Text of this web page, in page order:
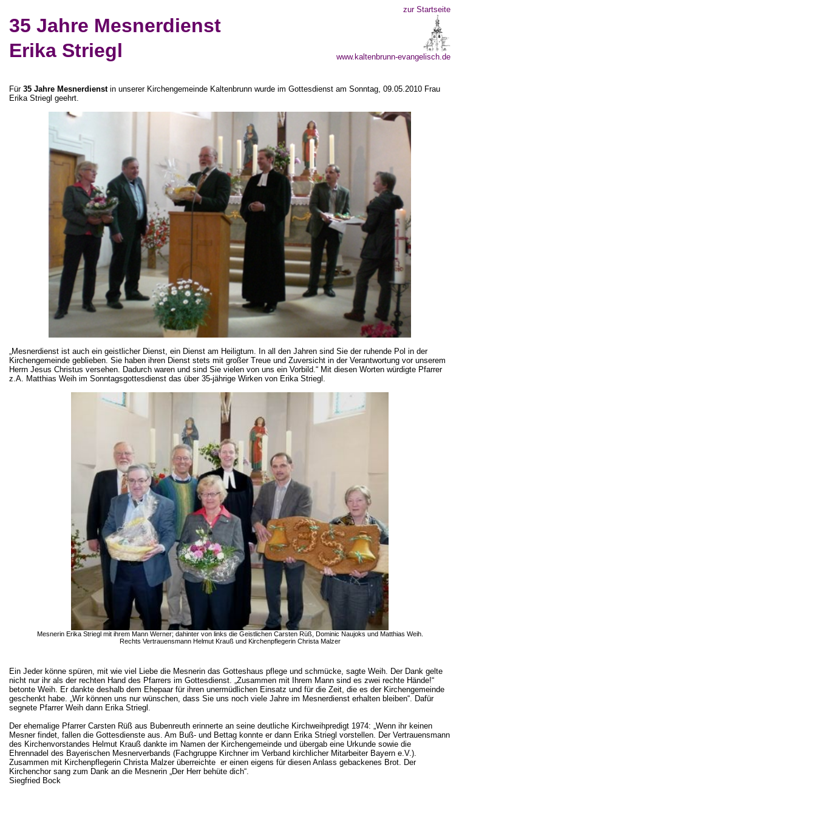
35 Jahre Mesnerdienst
Erika Striegl
zur Startseite
www.kaltenbrunn-evangelisch.de
Für35 Jahre Mesnerdienstin unserer Kirchengemeinde Kaltenbrunn wurde im Gottesdienst am Sonntag, 09.05.2010 Frau
Erika Striegl geehrt.
„Mesnerdienst ist auch ein geistlicher Dienst, ein Dienst am Heiligtum. In all den Jahren sind Sie der ruhende Pol in der
Kirchengemeinde geblieben. Sie haben ihren Dienst stets mit großer Treue und Zuversicht in der Verantwortung vor unserem
Herrn Jesus Christus versehen. Dadurch waren und sind Sie vielen von uns ein Vorbild.“ Mit diesen Worten würdigte Pfarrer
z.A. Matthias Weih im Sonntagsgottesdienst das über 35-jährige Wirken von Erika Striegl.
Mesnerin Erika Striegl mit ihrem Mann Werner; dahinter von links dieGeistlichen Carsten Rüß, Dominic Naujoks und Matthias Weih.
Rechts Vertrauensmann Helmut Krauß und Kirchenpflegerin Christa Malzer
Ein Jeder könne spüren, mit wie viel Liebe die Mesnerin das Gotteshaus pflege und schmücke, sagte Weih. Der Dank gelte
nicht nur ihr als der rechten Hand des Pfarrers im Gottesdienst. „Zusammen mit Ihrem Mann sind es zwei rechte Hände!“
betonte Weih. Er dankte deshalb dem Ehepaar für ihren unermüdlichen Einsatz und für die Zeit, die es der Kirchengemeinde
geschenkt habe. „Wir können uns nur wünschen, dass Sie uns noch viele Jahre im Mesnerdienst erhalten bleiben“. Dafür
segnete Pfarrer Weih dann Erika Striegl.
Der ehemalige Pfarrer Carsten Rüß aus Bubenreuth erinnerte an seine deutliche Kirchweihpredigt 1974: „Wenn ihr keinen
Mesner findet, fallen die Gottesdienste aus. Am Buß- und Bettag konnte er dann Erika Striegl vorstellen. Der Vertrauensmann
des Kirchenvorstandes Helmut Krauß dankte im Namen der Kirchengemeinde und übergab eine Urkunde sowie die
Ehrennadel des Bayerischen Mesnerverbands (Fachgruppe Kirchner im Verband kirchlicher Mitarbeiter Bayern e.V.).
Zusammen mit Kirchenpflegerin Christa Malzerüberreichte er einen eigens für diesen Anlass gebackenes Brot. Der
Kirchenchor sang zum Dank an die Mesnerin „Der Herr behüte dich“.
Siegfried Bock